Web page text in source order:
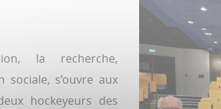
la recherche,
sociale, s’ouvre aux
hockeyeurs des